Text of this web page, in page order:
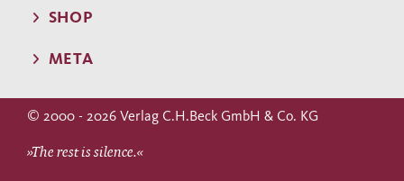
SHOP
META
© 2000 - 2026 Verlag C.H.Beck GmbH & Co. KG
»The rest is silence.«